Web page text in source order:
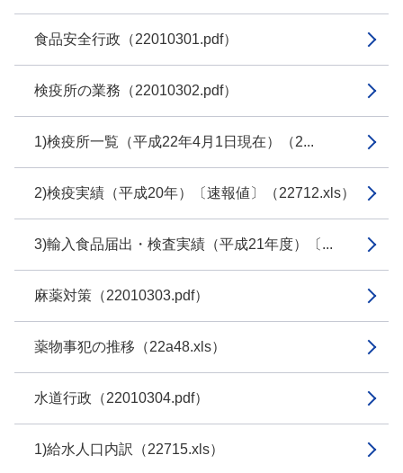
食品安全行政（22010301.pdf）
検疫所の業務（22010302.pdf）
1)検疫所一覧（平成22年4月1日現在）（2...
2)検疫実績（平成20年）〔速報値〕（22712.xls）
3)輸入食品届出・検査実績（平成21年度）〔...
麻薬対策（22010303.pdf）
薬物事犯の推移（22a48.xls）
水道行政（22010304.pdf）
1)給水人口内訳（22715.xls）